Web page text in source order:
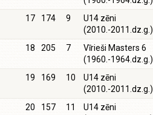
17 174 9
U14 zēni
(2010.-2011.dz.g.)
18 205 7
Vīrieši Masters 6
(1960.-1964.dz.g.)
19 169 10
U14 zēni
(2010.-2011.dz.g.)
20 157 11
U14 zēni